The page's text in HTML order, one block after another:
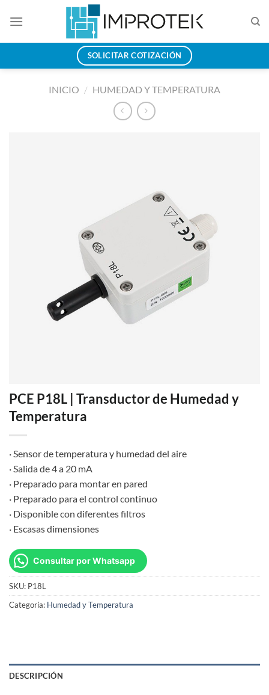
SOLICITAR COTIZACIÓN
INICIO / HUMEDAD Y TEMPERATURA
PCE P18L | Transductor de Humedad y
Temperatura
· Sensor de temperatura y humedad del aire
· Salida de 4 a 20 mA
· Preparado para montar en pared
· Preparado para el control continuo
· Disponible con diferentes filtros
· Escasas dimensiones
Consultar por Whatsapp
SKU: P18L
Categoría: Humedad y Temperatura
DESCRIPCIÓN